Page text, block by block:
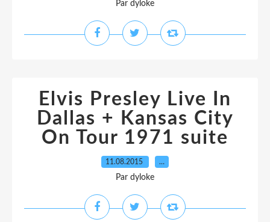
Par dyloke
Elvis Presley Live In
Dallas + Kansas City
On Tour 1971 suite
11.08.2015 …
Par dyloke